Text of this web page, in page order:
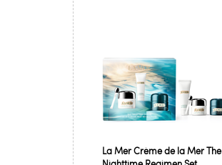
La Mer Crème de la Mer The